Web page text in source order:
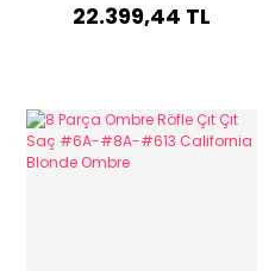
22.399,44 TL